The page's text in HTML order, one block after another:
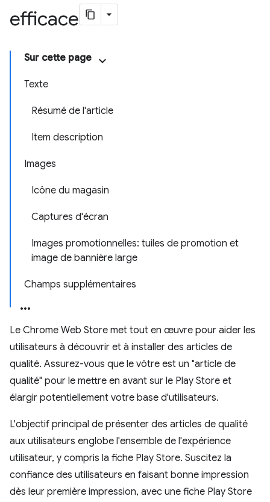
efficace
Sur cette page
Texte
Résumé de l'article
Item description
Images
Icône du magasin
Captures d'écran
Images promotionnelles: tuiles de promotion et
image de bannière large
Champs supplémentaires
Le Chrome Web Store met tout en œuvre pour aider les
utilisateurs à découvrir et à installer des articles de
qualité. Assurez-vous que le vôtre est un "article de
qualité" pour le mettre en avant sur le Play Store et
élargir potentiellement votre base d'utilisateurs.
L'objectif principal de présenter des articles de qualité
aux utilisateurs englobe l'ensemble de l'expérience
utilisateur, y compris la fiche Play Store. Suscitez la
confiance des utilisateurs en faisant bonne impression
dès leur première impression, avec une fiche Play Store